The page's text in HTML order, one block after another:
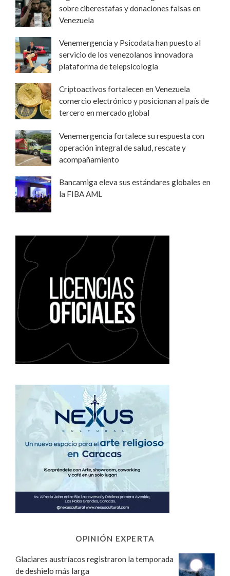
sobre ciberestafas y donaciones falsas en
Venezuela
Venemergencia y Psicodata han puesto al
servicio de los venezolanos innovadora
plataforma de telepsicología
Criptoactivos fortalecen en Venezuela
comercio electrónico y posicionan al país de
tercero en mercado global
Venemergencia fortalece su respuesta con
operación integral de salud, rescate y
acompañamiento
Bancamiga eleva sus estándares globales en
la FIBA AML
OPINIÓN EXPERTA
Glaciares austríacos registraron la temporada
de deshielo más larga